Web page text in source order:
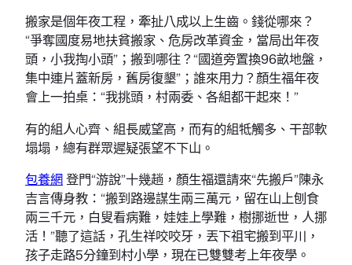
搬家是個年夜工程，牽扯八成以上生齒。錢從哪來？
“爭奪國度易地扶貧搬家、危房改革資金，當局出年夜
頭，小我掏小頭”；搬到哪往？“國道旁置換96畝地盤，
集中連片蓋新房，舊房復墾”；誰來用力？顏生福年夜
會上一拍桌：“我挑頭，村兩委、各組都干起來！”
有的組人心齊、組長威望高，而有的組牴觸多、干部軟
塌塌，總有群眾遲疑張望不下山。
包養網登門“游說”十幾趟，顏生福還請來“先搬戶”陳永
吉言傳身教：“搬到路邊謀生兩三萬元，留在山上刨食
兩三千元，白叟看病難，娃娃上學難，樹挪逝世，人挪
活！”聽了這話，孔生祥咬咬牙，丟下祖宅搬到平川，
孩子走路5分鐘到村小學，現在已雙雙考上年夜學。